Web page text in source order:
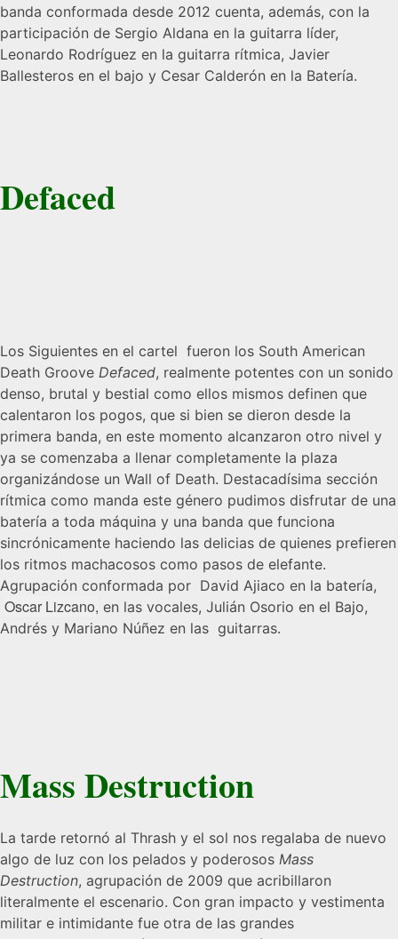
banda conformada desde 2012 cuenta, además, con la
participación de Sergio Aldana en la guitarra líder,
Leonardo Rodríguez en la guitarra rítmica, Javier
Ballesteros en el bajo y Cesar Calderón en la Batería.
Defaced
Los Siguientes en el cartel fueron los South American
Death Groove Defaced, realmente potentes con un sonido
denso, brutal y bestial como ellos mismos definen que
calentaron los pogos, que si bien se dieron desde la
primera banda, en este momento alcanzaron otro nivel y
ya se comenzaba a llenar completamente la plaza
organizándose un Wall of Death. Destacadísima sección
rítmica como manda este género pudimos disfrutar de una
batería a toda máquina y una banda que funciona
sincrónicamente haciendo las delicias de quienes prefieren
los ritmos machacosos como pasos de elefante.
Agrupación conformada por David Ajiaco en la batería,
Oscar Lizcano, en las vocales, Julián Osorio en el Bajo,
Andrés y Mariano Núñez en las guitarras.
Mass Destruction
La tarde retornó al Thrash y el sol nos regalaba de nuevo
algo de luz con los pelados y poderosos Mass
Destruction, agrupación de 2009 que acribillaron
literalmente el escenario. Con gran impacto y vestimenta
militar e intimidante fue otra de las grandes